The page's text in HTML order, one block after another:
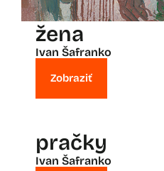
žena
Ivan Šafranko
Zobraziť
pračky
Ivan Šafranko